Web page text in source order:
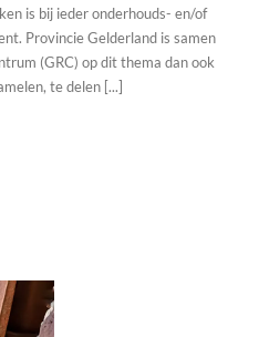
is bij ieder onderhouds- en/of
Provincie Gelderland is samen
(GRC) op dit thema dan ook
te delen [...]